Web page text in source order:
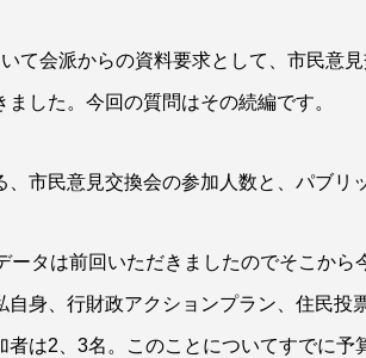
て会派からの資料要求として、市民意
した。今回の質問はその続編です。
、市民意見交換会の参加人数と、パブリ
ータは前回いただきましたのでそこか
自身、行財政アクションプラン、住民投
者は2、3名。このことについてすでに予